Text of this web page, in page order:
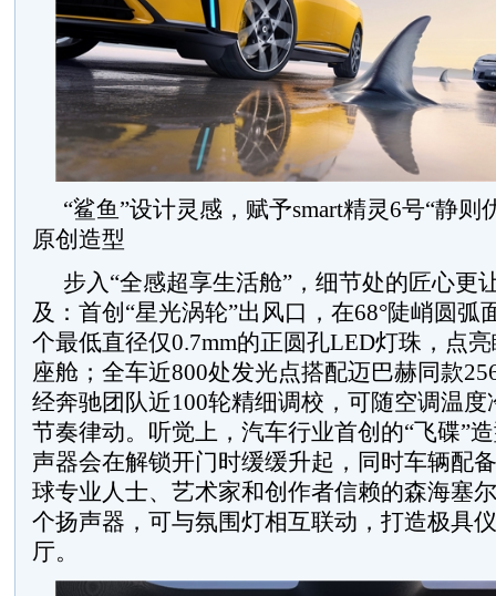
“鲨鱼”设计灵感，赋予smart精灵6号“静则
原创造型
步入“全感超享生活舱”，细节处的匠心更
及：首创“星光涡轮”出风口，在68°陡峭圆弧
个最低直径仅0.7mm的正圆孔LED灯珠，点
座舱；全车近800处发光点搭配迈巴赫同款
经奔驰团队近100轮精细调校，可随空调温度
节奏律动。听觉上，汽车行业首创的“飞碟”
声器会在解锁开门时缓缓升起，同时车辆配
球专业人士、艺术家和创作者信赖的森海塞
个扬声器，可与氛围灯相互联动，打造极具
厅。